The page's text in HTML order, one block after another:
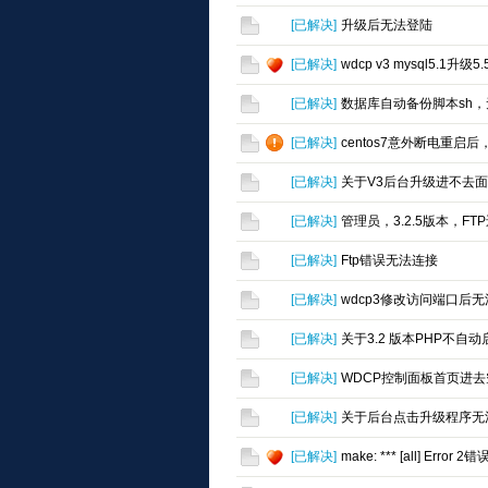
[已解决] 升级后无法登陆
[已解决] wdcp v3 mysql5.1升级
[已解决] 数据库自动备份脚本sh
[已解决] centos7意外断电重启后
[已解决] 关于V3后台升级进不去
[已解决] 管理员，3.2.5版本，
[已解决] Ftp错误无法连接
[已解决] wdcp3修改访问端口后
[已解决] 关于3.2 版本PHP不自动
[已解决] WDCP控制面板首页进
[已解决] 关于后台点击升级程序
[已解决] make: *** [all] Error 2错